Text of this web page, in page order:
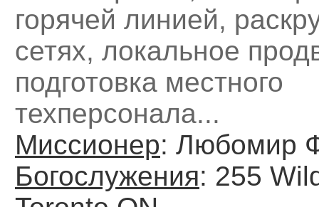
горячей линией,
сетях, локальное
подготовка местного
техперсонала...
Миссионер: Любомир
Богослужения: 255